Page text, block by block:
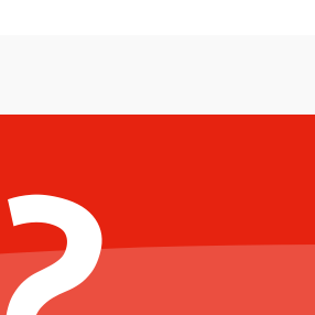
проблемы
коммуникаций и интерфейсов